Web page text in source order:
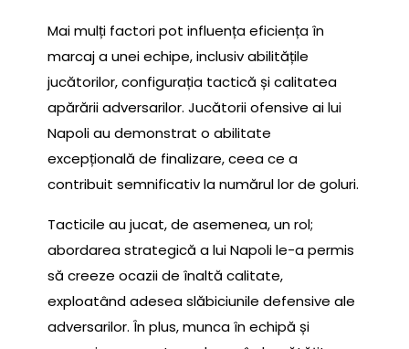
Mai mulți factori pot influența eficiența în
marcaj a unei echipe, inclusiv abilitățile
jucătorilor, configurația tactică și calitatea
apărării adversarilor. Jucătorii ofensive ai lui
Napoli au demonstrat o abilitate
excepțională de finalizare, ceea ce a
contribuit semnificativ la numărul lor de goluri.
Tacticile au jucat, de asemenea, un rol;
abordarea strategică a lui Napoli le-a permis
să creeze ocazii de înaltă calitate,
exploatând adesea slăbiciunile defensive ale
adversarilor. În plus, munca în echipă și